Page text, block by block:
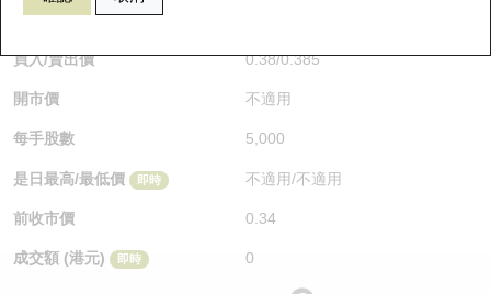
0.04 (+11.77%)
買入/賣出價 0.38/0.385
開市價 不適用
每手股數 5,000
是日最高/最低價 即時 不適用/不適用
前收市價 0.34
成交額 (港元) 即時 0
認股證分析儀
認股證速算機
認股證/牛熊證日誌
認股證文件及公告
新發行瑞銀牛熊證
已收回牛熊證剩餘價值
牛熊證到期結算價查詢
牛熊證分析儀
街貨統計
三十大平均引伸波幅
科指成份股
相關資產沽空
中資ETFs溢價比較
AH 股價對照
牛熊證投資者教育
認股證牛熊證常問問題